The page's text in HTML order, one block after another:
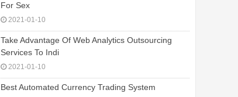
For Sex
2021-01-10
Take Advantage Of Web Analytics Outsourcing
Services To Indi
2021-01-10
Best Automated Currency Trading System